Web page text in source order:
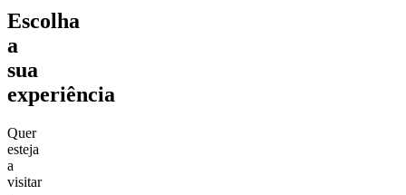
Escolha
a
sua
experiência
Quer
esteja
a
visitar